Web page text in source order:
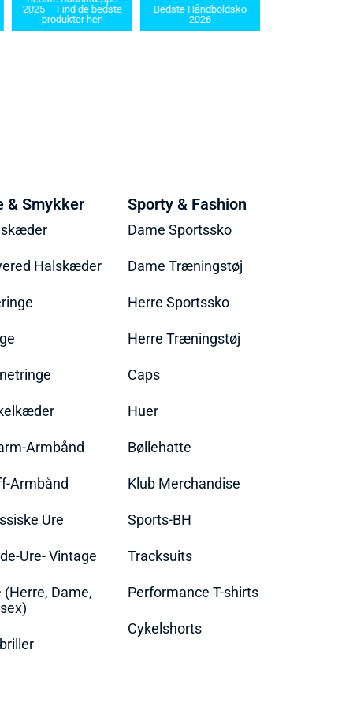
2025 – Find de bedste
produkter her!
Bedste Håndboldsko
2026
& Smykker
Halskæder
Armbånd
Armbånd
Ure
Ure- Vintage
(Herre, Dame,
Sporty & Fashion
Dame Sportssko
Dame Træningstøj
Herre Sportssko
Herre Træningstøj
Caps
Huer
Bøllehatte
Klub Merchandise
Sports-BH
Tracksuits
Performance T-shirts
Cykelshorts